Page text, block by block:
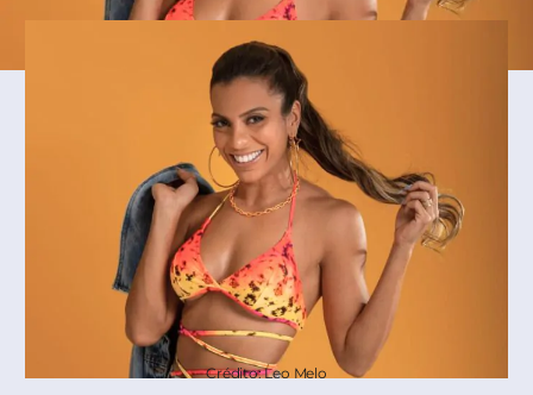
Crédito: Leo Melo